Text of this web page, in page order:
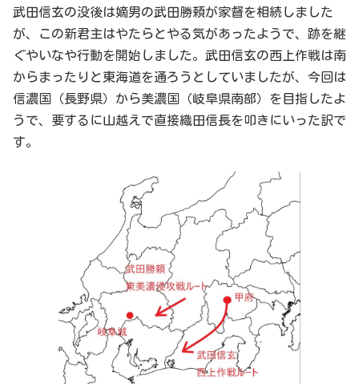
武田信玄の没後は嫡男の武田勝頼が家督を相続しました
が、この新君主はやたらとやる気があったようで、跡を継
ぐやいなや行動を開始しました。武田信玄の西上作戦は南
からまったりと東海道を通ろうとしていましたが、今回は
信濃国（長野県）から美濃国（岐阜県南部）を目指したよ
うで、要するに山越えで直接織田信長を叩きにいった訳で
す。